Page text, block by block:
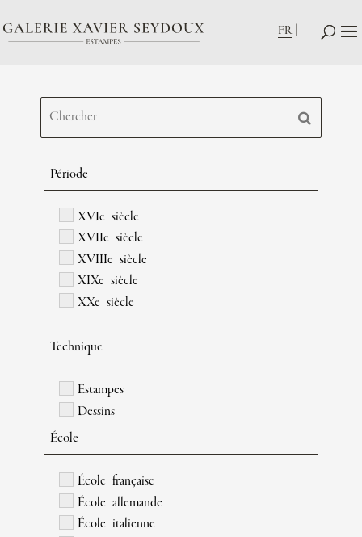
FR
Période
XVIe siècle
XVIIe siècle
XVIIIe siècle
XIXe siècle
XXe siècle
Technique
Estampes
Dessins
École
École française
École allemande
École italienne